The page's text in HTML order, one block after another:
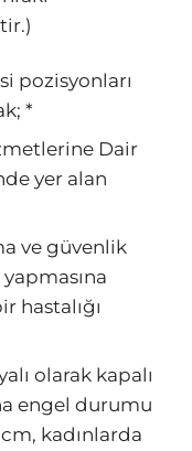
pozisyonları
*
Dair
yer alan
ve güvenlik
hastalığı
olarak kapalı
engel durumu
kadınlarda